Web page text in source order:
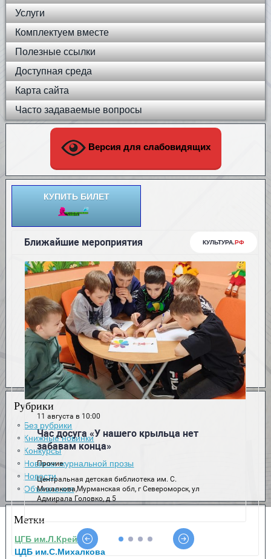
Услуги
Комплектуем вместе
Полезные ссылки
Доступная среда
Карта сайта
Часто задаваемые вопросы
Версия для слабовидящих
КУПИТЬ БИЛЕТ
Рубрики
Без рубрики
Книжные новинки
Конкурсы
Новинки журнальной прозы
Новости
Объявления
Метки
ЦГБ им.Л.Крейна
ЦДБ им.С.Михалкова